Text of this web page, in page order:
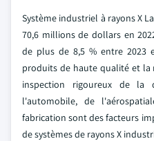
Système industriel à rayons X
70,6 millions de dollars en
de plus de 8,5 % entre 2023
produits de haute qualité et
inspection rigoureux de la
l'automobile, de
fabrication sont des facteurs
de systèmes de rayons X